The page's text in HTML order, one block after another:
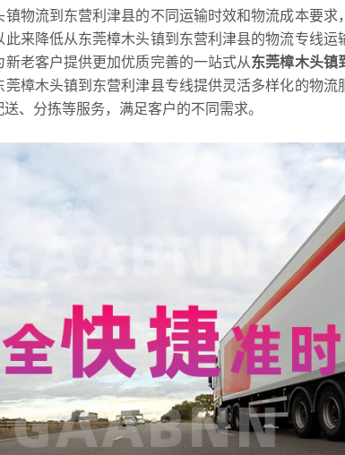
物流到东营利津县的不同运输时效和物流成本要求，
此来降低从东莞樟木头镇到东营利津县的物流专线运
老客户提供更加优质完善的一站式从东莞樟木头镇
樟木头镇到东营利津县专线提供灵活多样化的物流
、分拣等服务，满足客户的不同需求。